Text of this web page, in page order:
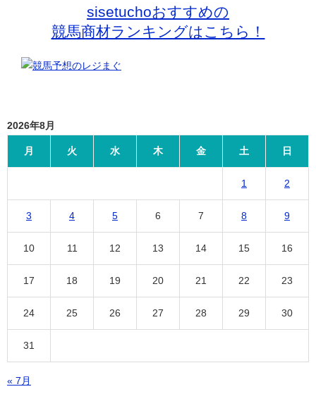
sisetuchoおすすめの
競馬商材ランキングはこちら！
2026年8月
月 火 水 木 金 土 日
1 2
3 4 5 6 7 8 9
10 11 12 13 14 15 16
17 18 19 20 21 22 23
24 25 26 27 28 29 30
31
« 7月